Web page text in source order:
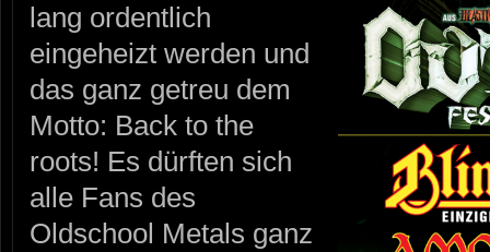
lang ordentlich
eingeheizt werden und
das ganz getreu dem
Motto: Back to the
roots! Es dürften sich
alle Fans des
Oldschool Metals ganz